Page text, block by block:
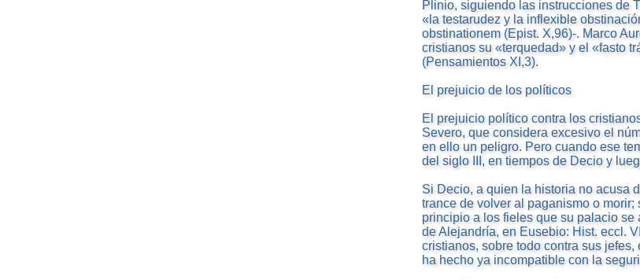
Plinio, siguiendo las instrucciones de
«la testarudez y la inflexible
obstinationem (Epist. X,96)-. Marco
cristianos su «terquedad» y el «fasto
(Pensamientos XI,3).
El prejuicio de los políticos
El prejuicio político contra los
Severo, que considera excesivo el
en ello un peligro. Pero cuando ese
del siglo III, en tiempos de Decio y
Si Decio, a quien la historia no acusa
trance de volver al paganismo o
principio a los fieles que su palacio
de Alejandría, en Eusebio: Hist. eccl.
cristianos, sobre todo contra sus
ha hecho ya incompatible con la